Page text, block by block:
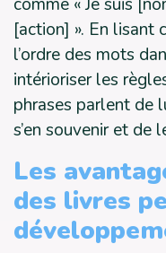
comme « Je suis
[action] ». En lisant
l’ordre des mots
intérioriser les
phrases parlent de
s’en souvenir et de
Les
des livres